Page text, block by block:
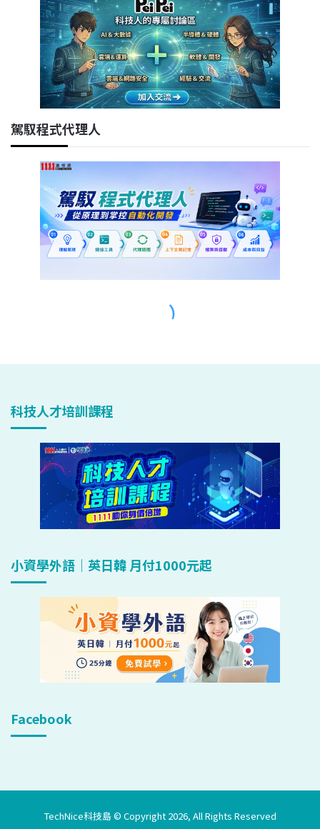
科技人才培訓課程
小資學外語｜英日韓 月付1000元起
Facebook
TechNice科技島 © Copyright 2026, All Rights Reserved